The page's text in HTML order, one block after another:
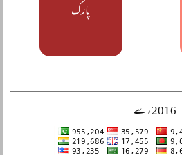
پارک
2016ء سے